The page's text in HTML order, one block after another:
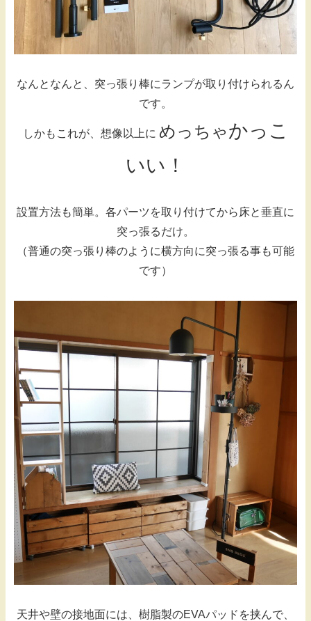
なんとなんと、突っ張り棒にランプが取り付けられるん
です。
しかもこれが、想像以上に めっちゃかっこ
いい！
設置方法も簡単。各パーツを取り付けてから床と垂直に
突っ張るだけ。
（普通の突っ張り棒のように横方向に突っ張る事も可能
です）
天井や壁の接地面には、樹脂製のEVAパッドを挟んで、